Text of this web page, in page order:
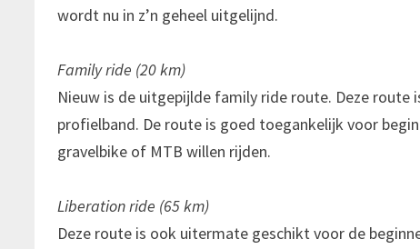
wordt nu in z’n geheel uitgelijnd.
Family ride (20 km)
Nieuw is de uitgepijlde family ride route. Deze
profielband. De route is goed toegankelijk voor
gravelbike of MTB willen rijden.
Liberation ride (65 km)
Deze route is ook uitermate geschikt voor de